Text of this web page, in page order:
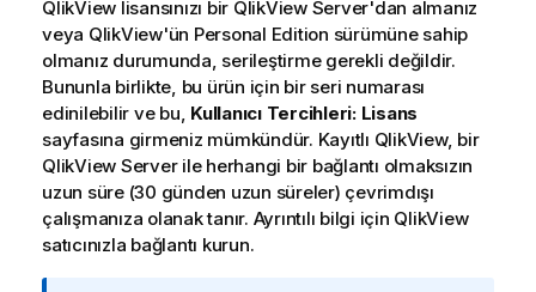
QlikView lisansınızı bir QlikView Server'dan almanız
veya QlikView'ün Personal Edition sürümüne sahip
olmanız durumunda, serileştirme gerekli değildir.
Bununla birlikte, bu ürün için bir seri numarası
edinilebilir ve bu, Kullanıcı Tercihleri: Lisans
sayfasına girmeniz mümkündür. Kayıtlı QlikView, bir
QlikView Server ile herhangi bir bağlantı olmaksızın
uzun süre (30 günden uzun süreler) çevrimdışı
çalışmanıza olanak tanır. Ayrıntılı bilgi için QlikView
satıcınızla bağlantı kurun.